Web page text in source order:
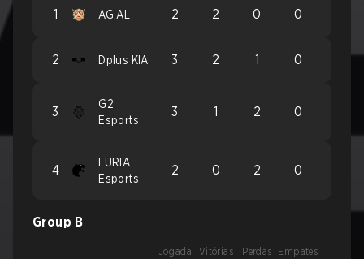
1 AG.AL 2 2 0 0
2 Dplus KIA 3 2 1 0
3
G2
Esports
3 1 2 0
4
FURIA
Esports
2 0 2 0
Group B
Jogada Vitórias Perdas Empates